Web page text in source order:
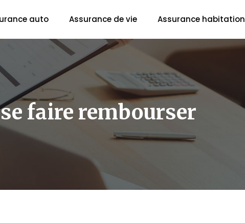
auto Assurance de vie Assurance habitation
faire rembourser